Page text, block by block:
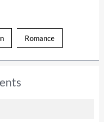
Romance